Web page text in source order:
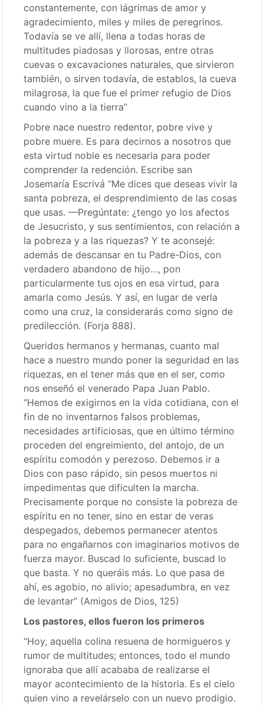
constantemente, con lágrimas de amor y
agradecimiento, miles y miles de peregrinos.
Todavía se ve allí, llena a todas horas de
multitudes piadosas y llorosas, entre otras
cuevas o excavaciones naturales, que sirvieron
también, o sirven todavía, de establos, la cueva
milagrosa, la que fue el primer refugio de Dios
cuando vino a la tierra”
Pobre nace nuestro redentor, pobre vive y
pobre muere. Es para decirnos a nosotros que
esta virtud noble es necesaria para poder
comprender la redención. Escribe san
Josemaría Escrivá “Me dices que deseas vivir la
santa pobreza, el desprendimiento de las cosas
que usas. —Pregúntate: ¿tengo yo los afectos
de Jesucristo, y sus sentimientos, con relación a
la pobreza y a las riquezas? Y te aconsejé:
además de descansar en tu Padre-Dios, con
verdadero abandono de hijo…, pon
particularmente tus ojos en esa virtud, para
amarla como Jesús. Y así, en lugar de verla
como una cruz, la considerarás como signo de
predilección. (Forja 888).
Queridos hermanos y hermanas, cuanto mal
hace a nuestro mundo poner la seguridad en las
riquezas, en el tener más que en el ser, como
nos enseñó el venerado Papa Juan Pablo.
“Hemos de exigirnos en la vida cotidiana, con el
fin de no inventarnos falsos problemas,
necesidades artificiosas, que en último término
proceden del engreimiento, del antojo, de un
espíritu comodón y perezoso. Debemos ir a
Dios con paso rápido, sin pesos muertos ni
impedimentas que dificulten la marcha.
Precisamente porque no consiste la pobreza de
espíritu en no tener, sino en estar de veras
despegados, debemos permanecer atentos
para no engañarnos con imaginarios motivos de
fuerza mayor. Buscad lo suficiente, buscad lo
que basta. Y no queráis más. Lo que pasa de
ahí, es agobio, no alivio; apesadumbra, en vez
de levantar” (Amigos de Dios, 125)
Los pastores, ellos fueron los primeros
“Hoy, aquella colina resuena de hormigueros y
rumor de multitudes; entonces, todo el mundo
ignoraba que allí acababa de realizarse el
mayor acontecimiento de la historia. Es el cielo
quien vino a revelárselo con un nuevo prodigio.